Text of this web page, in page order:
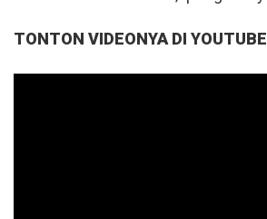
TONTON VIDEONYA DI YOUTUBE